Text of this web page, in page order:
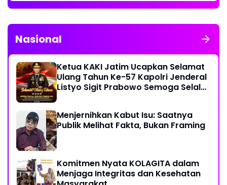
Nasional
Ketua KAKI Jatim Ucapkan Selamat
Ulang Tahun Ke-57 Kapolri Jenderal
Listyo Sigit Prabowo Semoga Selalu
Menjernihkan Kabut Isu: Saatnya
Publik Melihat Fakta, Bukan Framing
Komitmen Nyata KOLAGITA dalam
Menjaga Integritas dan Kesehatan